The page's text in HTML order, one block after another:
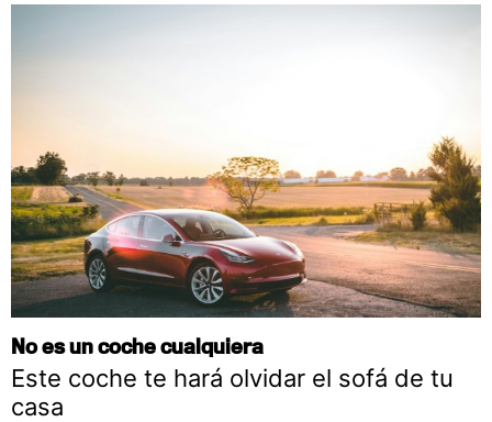
No es un coche cualquiera
Este coche te hará olvidar el sofá de tu
casa